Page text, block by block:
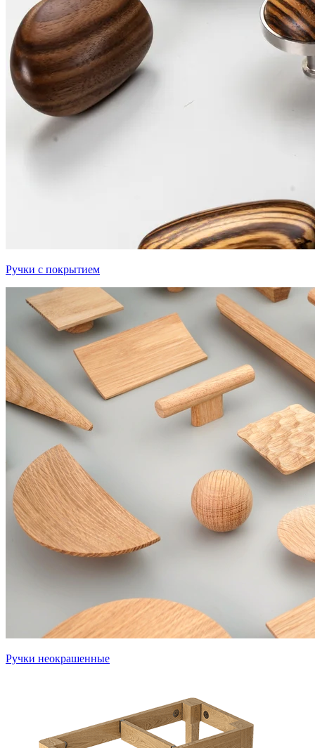
Ручки с покрытием
Ручки неокрашенные